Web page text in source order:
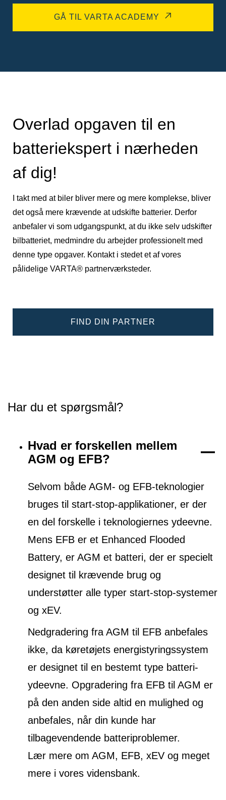
GÅ TIL VARTA ACADEMY
Overlad opgaven til en
batteriekspert i nærheden
af dig!
I takt med at biler bliver mere og mere komplekse, bliver
det også mere krævende at udskifte batterier. Derfor
anbefaler vi som udgangspunkt, at du ikke selv udskifter
bilbatteriet, medmindre du arbejder professionelt med
denne type opgaver. Kontakt i stedet et af vores
pålidelige VARTA® partnerværksteder.
FIND DIN PARTNER
Har du et spørgsmål?
Hvad er forskellen mellem
AGM og EFB?
Selvom både AGM- og EFB-teknologier
bruges til start-stop-applikationer, er der
en del forskelle i teknologiernes ydeevne.
Mens EFB er et Enhanced Flooded
Battery, er AGM et batteri, der er specielt
designet til krævende brug og
understøtter alle typer start-stop-systemer
og xEV.
Nedgradering fra AGM til EFB anbefales
ikke, da køretøjets energistyringssystem
er designet til en bestemt type batteri-
ydeevne. Opgradering fra EFB til AGM er
på den anden side altid en mulighed og
anbefales, når din kunde har
tilbagevendende batteriproblemer.
Lær mere om AGM, EFB, xEV og meget
mere i vores vidensbank.